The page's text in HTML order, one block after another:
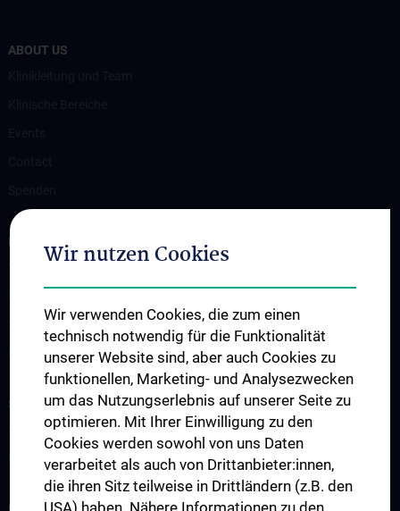
ABOUT US
FOR PATIENTS
Stationen der Herzchirurgie
Notfall
STUDIES, TRAINING AND FURTHER EDUCATION
Studium und Lehre
Klinisch-Praktisches Jahr (KPJ)
Wir nutzen Cookies
Wir verwenden Cookies, die zum einen
technisch notwendig für die Funktionalität
unserer Website sind, aber auch Cookies zu
funktionellen, Marketing- und Analysezwecken
um das Nutzungserlebnis auf unserer Seite zu
optimieren. Mit Ihrer Einwilligung zu den
Cookies werden sowohl von uns Daten
verarbeitet als auch von Drittanbieter:innen,
die ihren Sitz teilweise in Drittländern (z.B. den
USA) haben. Nähere Informationen zu den